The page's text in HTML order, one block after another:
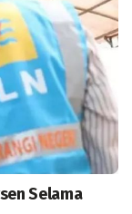
Selama